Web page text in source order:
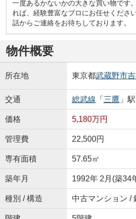
一度あるかないかの大きな買い物です
れば、経験豊富なプロにお任せくださ
話からご連絡をお待ちしております。
物件概要
所在地 東京都武蔵野市
交通 総武線 「 三鷹 」
価格 5,180万円
管理費 22,500円
専有面積 57.65㎡
築年月 1992年 2月(築34
種別 / 構造 中古マンション /